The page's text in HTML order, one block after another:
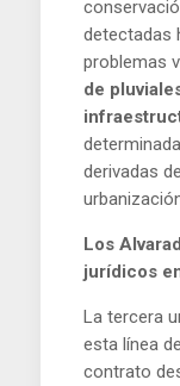
detectadas
problemas
de
derivadas
Los
jurídicos
La tercera
esta línea
contrato